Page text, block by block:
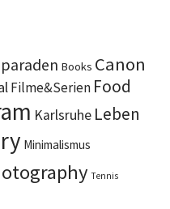
Books Canon
Filme&Serien Food
Karlsruhe Leben
Minimalismus
Tennis